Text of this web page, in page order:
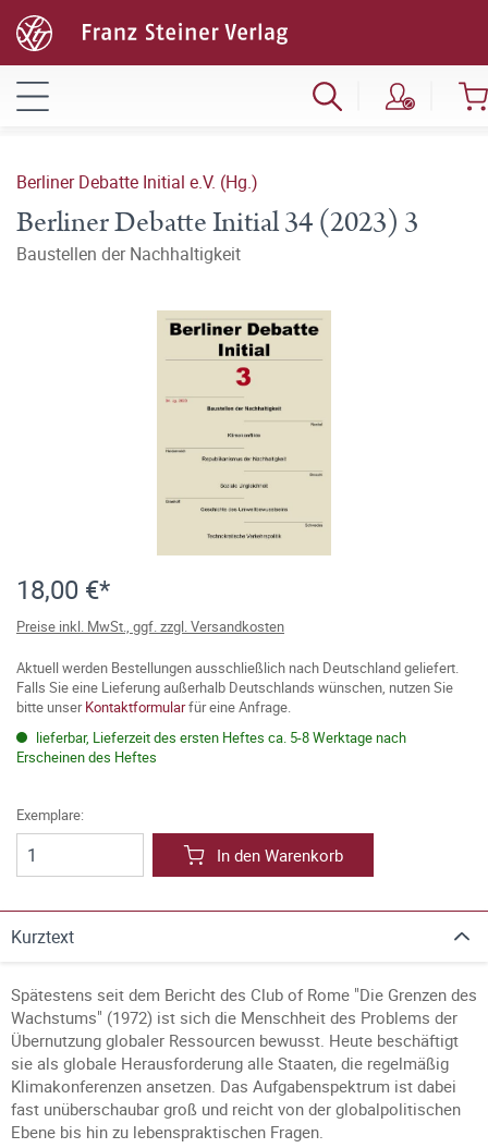
Berliner Debatte Initial e.V. (Hg.)
Berliner Debatte Initial 34 (2023) 3
Baustellen der Nachhaltigkeit
18,00 €*
Preise inkl. MwSt., ggf. zzgl. Versandkosten
Aktuell werden Bestellungen ausschließlich nach Deutschland geliefert.
Falls Sie eine Lieferung außerhalb Deutschlands wünschen, nutzen Sie
bitte unserKontaktformularfür eine Anfrage.
lieferbar, Lieferzeit des ersten Heftes ca. 5-8 Werktage nach
Erscheinen des Heftes
Exemplare:
In den Warenkorb
Kurztext
Spätestens seit dem Bericht des Club of Rome "Die Grenzen des
Wachstums" (1972) ist sich die Menschheit des Problems der
Übernutzung globaler Ressourcen bewusst. Heute beschäftigt
sie als globale Herausforderung alle Staaten, die regelmäßig
Klimakonferenzen ansetzen. Das Aufgabenspektrum ist dabei
fast unüberschaubar groß und reicht von der globalpolitischen
Ebene bis hin zu lebenspraktischen Fragen.